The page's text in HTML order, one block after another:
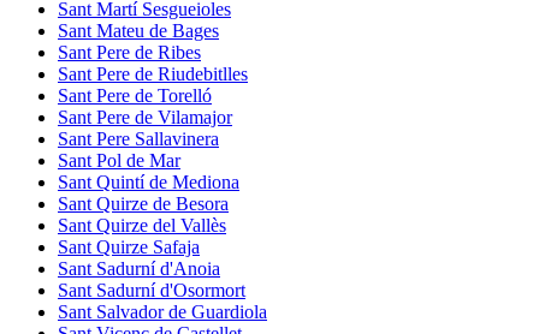
Sant Martí Sesgueioles
Sant Mateu de Bages
Sant Pere de Ribes
Sant Pere de Riudebitlles
Sant Pere de Torelló
Sant Pere de Vilamajor
Sant Pere Sallavinera
Sant Pol de Mar
Sant Quintí de Mediona
Sant Quirze de Besora
Sant Quirze del Vallès
Sant Quirze Safaja
Sant Sadurní d'Anoia
Sant Sadurní d'Osormort
Sant Salvador de Guardiola